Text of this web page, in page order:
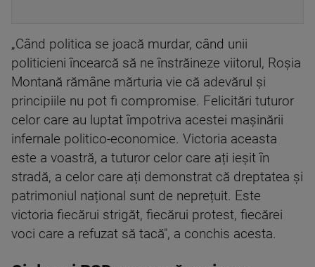
„Când politica se joacă murdar, când unii
politicieni încearcă să ne înstrăineze viitorul, Roșia
Montană rămâne mărturia vie că adevărul și
principiile nu pot fi compromise. Felicitări tuturor
celor care au luptat împotriva acestei mașinării
infernale politico-economice. Victoria aceasta
este a voastră, a tuturor celor care ați ieșit în
stradă, a celor care ați demonstrat că dreptatea şi
patrimoniul național sunt de neprețuit. Este
victoria fiecărui strigăt, fiecărui protest, fiecărei
voci care a refuzat să tacă", a conchis acesta.